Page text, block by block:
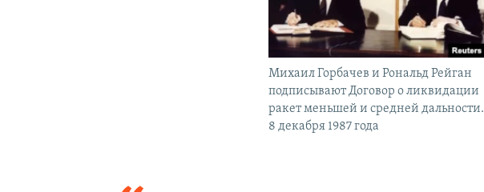
Михаил Горбачев и Рональд Рейган
подписывают Договор о ликвидации
ракет меньшей и средней дальности.
8 декабря 1987 года